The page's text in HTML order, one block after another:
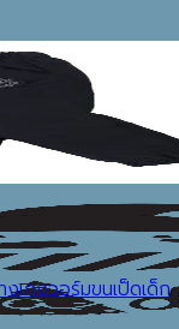
งเกงวอร์มขนเป็ดเด็ก